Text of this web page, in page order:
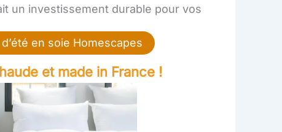
un investissement durable pour vos
en soie Homescapes
et made in France !